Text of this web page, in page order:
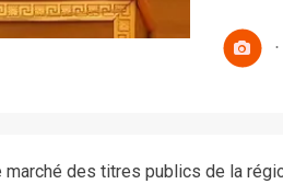
marché des titres publics de la